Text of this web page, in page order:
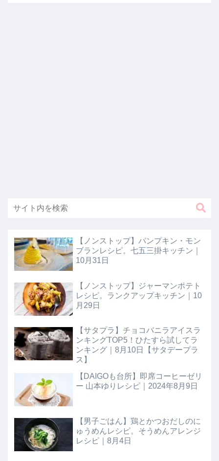
【ノンストップ】パンプキン・モン
ブランレシピ。七五三掛キッチン｜
10月31日
【ノンストップ】ジャーマンポテト
レシピ。ランクアップキッチン｜10
月29日
【サタプラ】チョコバニラアイスラ
ンキングTOP5！ひたすら試してラ
ンキング｜8月10日【サタデープラ
ス】
【DAIGOも台所】即席コーヒーゼリ
ー 山本ゆりレシピ｜2024年8月9日
【男子ごはん】鶏とかつおだしのに
ゅうめんレシピ。そうめんアレンジ
レシピ｜8月4日